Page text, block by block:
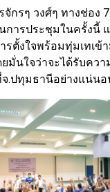
จักรๆ วงศ์ๆ ทางช่อง
การประชุมในครั้งนี้
รตั้งใจพร้อมทุ่มเทเข้
มั่นใจว่าจะได้รับควา
.ปทุมธานีอย่างแน่น